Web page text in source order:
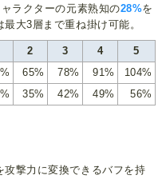
ラクターの元素熟知の28%を
大3層まで重ね掛け可能。
2 3 4
5
65% 78% 91%
104%
35% 42% 49% 56%
撃力に変換できるバフを持